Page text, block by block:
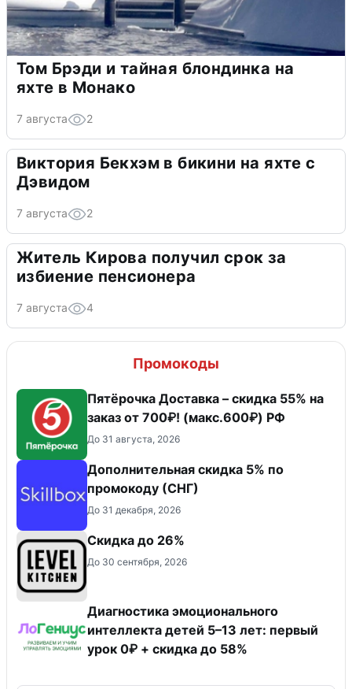
Том Брэди и тайная блондинка на
яхте в Монако
7 августа 2
Виктория Бекхэм в бикини на яхте с
Дэвидом
7 августа 2
Житель Кирова получил срок за
избиение пенсионера
7 августа 4
Промокоды
Пятёрочка Доставка – скидка 55% на
заказ от 700₽! (макс.600₽) РФ
До 31 августа, 2026
Дополнительная скидка 5% по
промокоду (СНГ)
До 31 декабря, 2026
Скидка до 26%
До 30 сентября, 2026
Диагностика эмоционального
интеллекта детей 5–13 лет: первый
урок 0₽ + скидка до 58%